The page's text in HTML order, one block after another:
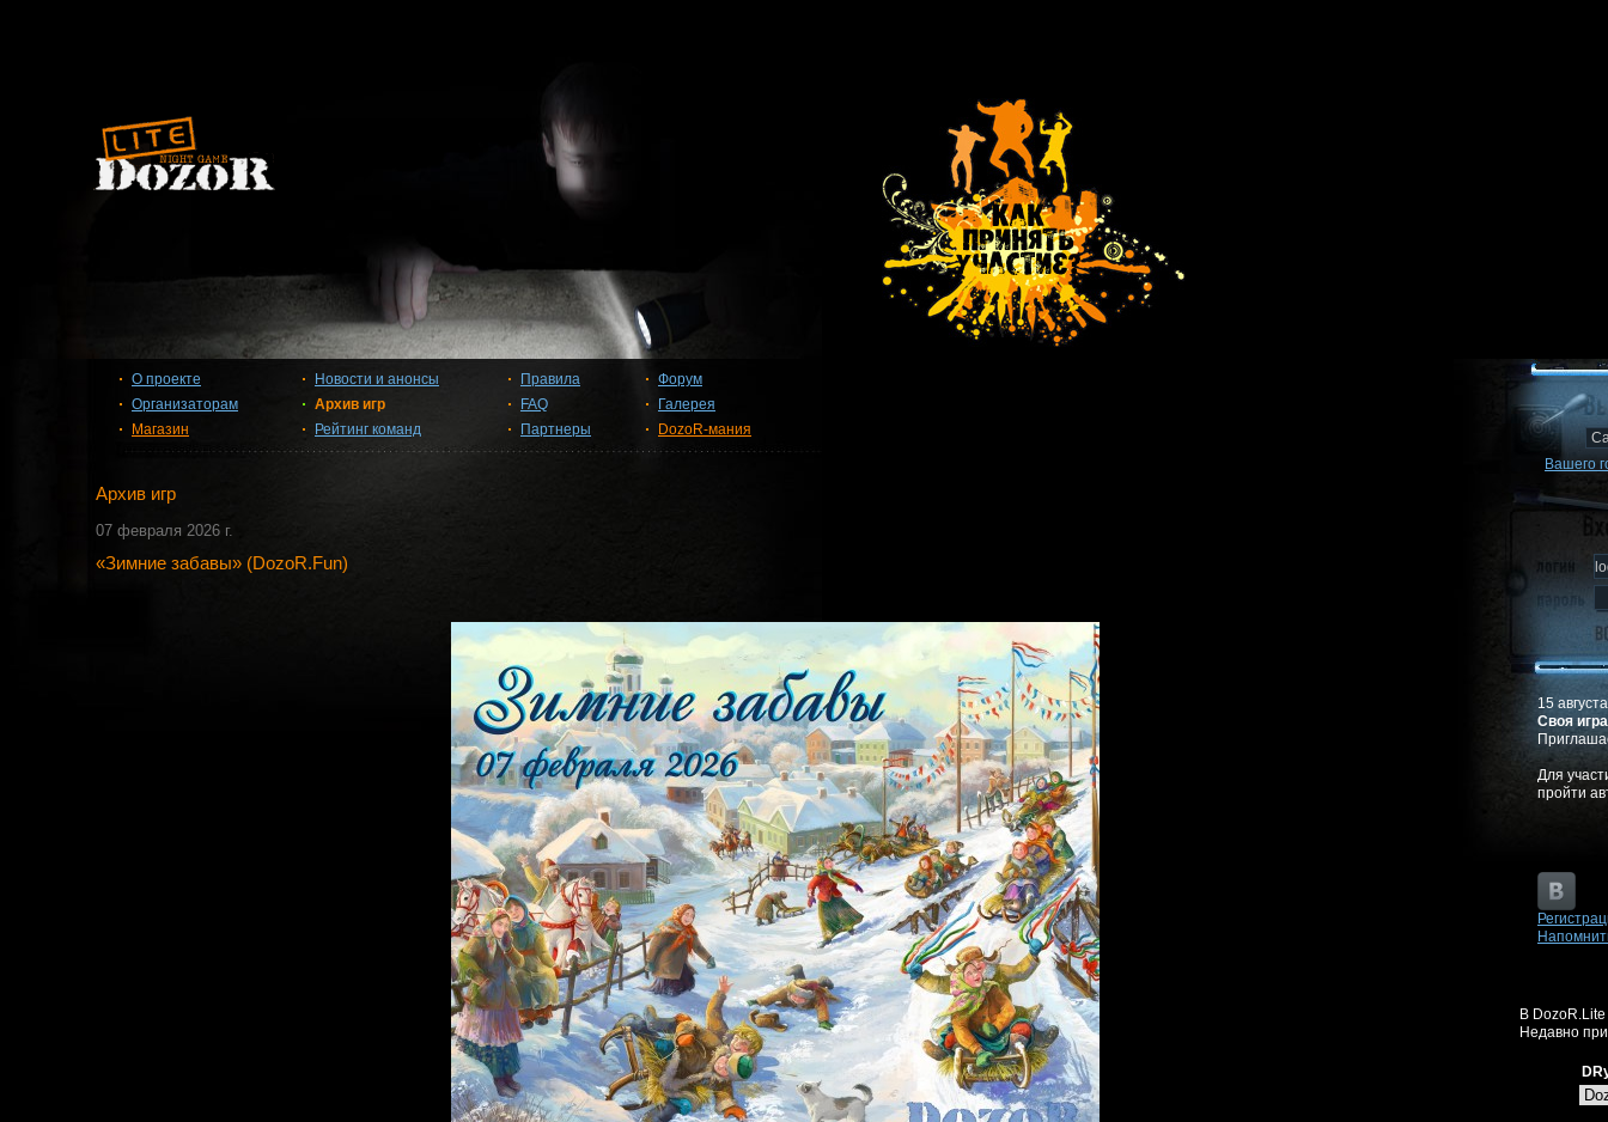
О проекте
Организаторам
Магазин
Новости и анонсы
Архив игр
Рейтинг команд
Правила
FAQ
Партнеры
Форум
Галерея
DozoR-мания
Архив игр
07 февраля 2026 г.
«Зимние забавы» (DozoR.Fun)
Вашего
15
Своя игра
Для
пройти
В
Недавно